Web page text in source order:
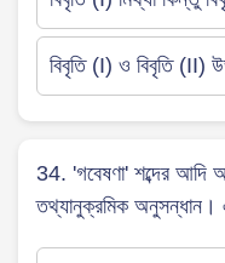
বিবৃতি (I) ও বিবৃতি (II)
34. 'গবেষণা' শব্দের আদি
তথ্যানুক্রমিক অনুসন্ধান।